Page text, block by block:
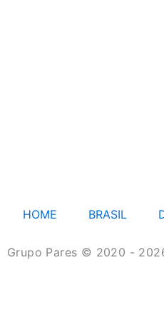
HOME BRASIL
Grupo Pares © 2020 -